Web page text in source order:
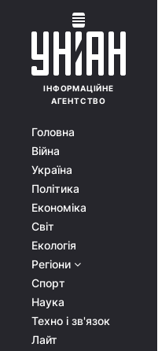
ІНФОРМАЦІЙНЕ
АГЕНТСТВО
Головна
Війна
Україна
Політика
Економіка
Світ
Екологія
Регіони
Спорт
Наука
Техно і зв'язок
Лайт